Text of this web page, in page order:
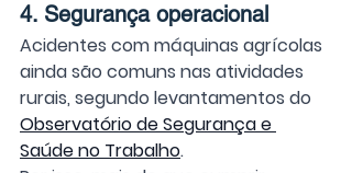
4. Segurança operacional
Acidentes com máquinas agrícolas
ainda são comuns nas atividades
rurais, segundo levantamentos do
Observatório de Segurança e
Saúde no Trabalho.